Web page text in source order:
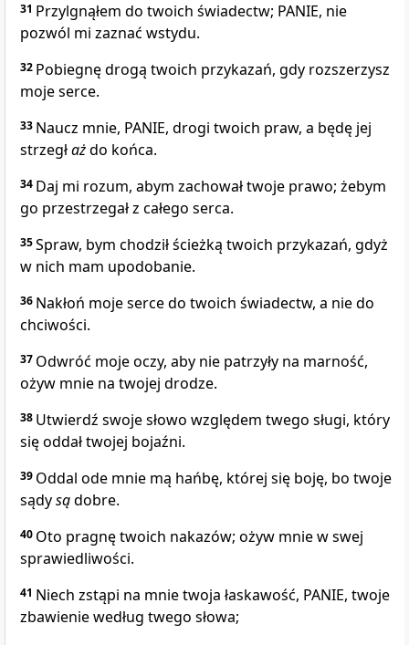
31 Przylgnąłem do twoich świadectw; PANIE, nie
pozwól mi zaznać wstydu.
32 Pobiegnę drogą twoich przykazań, gdy rozszerzysz
moje serce.
33 Naucz mnie, PANIE, drogi twoich praw, a będę jej
strzegłażdo końca.
34 Daj mi rozum, abym zachował twoje prawo; żebym
go przestrzegał z całego serca.
35Spraw, bym chodził ścieżką twoich przykazań, gdyż
w nich mam upodobanie.
36 Nakłoń moje serce do twoich świadectw, a nie do
chciwości.
37 Odwróć moje oczy, aby nie patrzyły na marność,
ożyw mnie na twojej drodze.
38 Utwierdź swoje słowo względem twego sługi, który
się oddał twojej bojaźni.
39 Oddal ode mnie mą hańbę, której się boję, bo twoje
sądysądobre.
40 Oto pragnę twoich nakazów; ożyw mnie w swej
sprawiedliwości.
41 Niech zstąpi na mnie twoja łaskawość, PANIE, twoje
zbawienie według twego słowa;